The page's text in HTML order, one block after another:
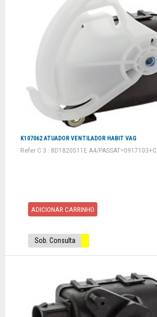
K107062 ATUADOR VENTILADOR HABIT VAG
Refer C 3 : 8D1820511E A4/PASSAT=0917103+C
ADICIONAR CARRINHO
Sob. Consulta